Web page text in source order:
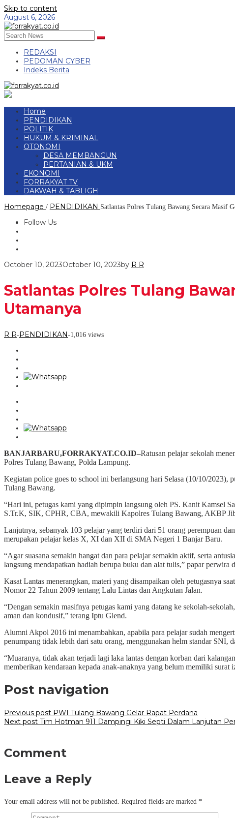
Skip to content
August 6, 2026
REDAKSI
PEDOMAN CYBER
Indeks Berita
Home
PENDIDIKAN
POLITIK
HUKUM & KRIMINAL
OTONOMI
DESA MEMBANGUN
PERTANIAN & UKM
EKONOMI
FORRAKYAT TV
DAKWAH & TABLIGH
Homepage / PENDIDIKAN Satlantas Polres Tulang Bawang Secara Masif
Follow Us
October 10, 2023October 10, 2023by R R
Satlantas Polres Tulang
Utamanya
R R-PENDIDIKAN-1,016 views
BANJARBARU,FORRAKYAT.CO.ID–Ratusan pelajar sekolah
Polres Tulang Bawang, Polda Lampung.
Kegiatan police goes to school ini berlangsung hari Selasa (10/10/
Tulang Bawang.
“Hari ini, petugas kami yang dipimpin langsung oleh PS. Kanit Kamsel
S.Tr.K, SIK, CPHR, CBA, mewakili Kapolres Tulang Bawang, AKBP
Lanjutnya, sebanyak 103 pelajar yang terdiri dari 51 orang perempuan
merupakan pelajar kelas X, XI dan XII di SMA Negeri 1 Banjar Baru.
“Agar suasana semakin hangat dan para pelajar semakin aktif, serta
langsung mendapatkan hadiah berupa buku dan alat tulis,” papar
Kasat Lantas menerangkan, materi yang disampaikan oleh petugasnya
Nomor 22 Tahun 2009 tentang Lalu Lintas dan Angkutan Jalan.
“Dengan semakin masifnya petugas kami yang datang ke sekolah-
aman dan kondusif,” terang Iptu Glend.
Alumni Akpol 2016 ini menambahkan, apabila para pelajar sudah
penumpang tidak lebih dari satu orang, menggunakan helm standar SNI,
“Muaranya, tidak akan terjadi lagi laka lantas dengan korban dari
memberikan kendaraan kepada anak-anaknya yang belum memiliki
Post navigation
Previous post PWI Tulang Bawang Gelar Rapat Perdana
Next post Tim Hotman 911 Dampingi Kiki Septi Dalam Lanjutan
Comment
Leave a Reply
Your email address will not be published. Required fields are marked *